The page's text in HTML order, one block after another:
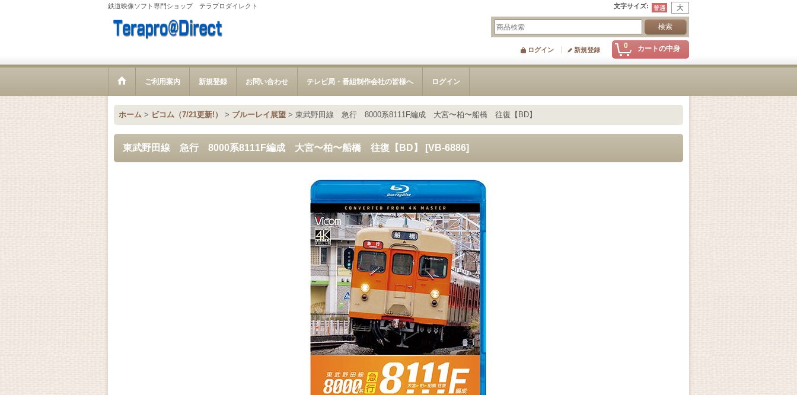
鉄道映像ソフト専門ショップ テラプロダイレクト 文字サイズ:
0 カートの中身
ログイン 新規登録
ご利用案内 新規登録 お問い合わせ テレビ局・番組制作会社の皆様へ ログイン
ホーム > ビコム（7/21更新!） > ブルーレイ展望 > 東武野田線 急行 8000系8111F編成 大宮〜柏〜船橋 往復【BD】
東武野田線 急行 8000系8111F編成 大宮〜柏〜船橋 往復【BD】 [VB-6886]